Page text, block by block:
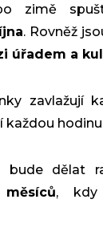
zimě
. Rovněž
úřadem a
zavlažují
každou hodinu
bude dělat
, kdy